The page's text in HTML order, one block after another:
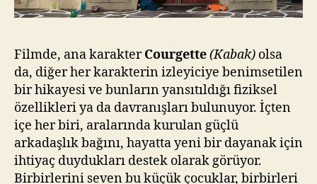
Filmde, ana karakterCourgette(Kabak) olsa
da, diğer her karakterin izleyiciye benimsetilen
bir hikayesi ve bunların yansıtıldığı fiziksel
özellikleri ya da davranışları bulunuyor. İçten
içe her biri, aralarında kurulan güçlü
arkadaşlık bağını, hayatta yeni bir dayanak için
ihtiyaç duydukları destek olarak görüyor.
Birbirlerini seven bu küçük çocuklar, birbirleri